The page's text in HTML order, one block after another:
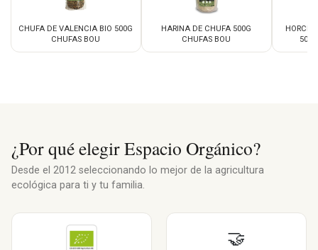
CHUFA DE VALENCIA BIO 500G
CHUFAS BOU
HARINA DE CHUFA 500G
CHUFAS BOU
¿Por qué elegir Espacio Orgánico?
Desde el 2012 seleccionando lo mejor de la agricultura
ecológica para ti y tu familia.
🤝